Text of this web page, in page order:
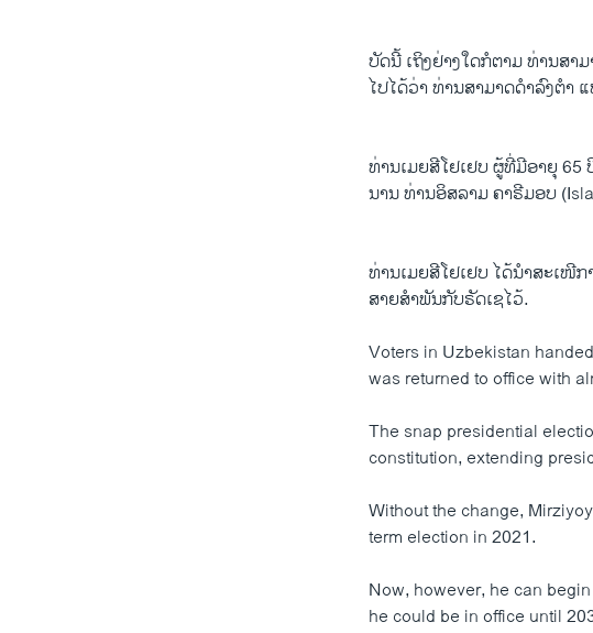
ບັດນີ້ ເຖິງຢ່າງໃດກໍຕາມ ທ່ານສ
ໄປໄດ້ວ່າ ທ່ານສາມາດດຳລົງຕຳ
ທ່ານເມຍສີໂຢເຢບ ຜູ້ທີ່ມີອາຍຸ
ນານ ທ່ານອິສລາມ ຄາຣີມອບ
ທ່ານເມຍສີໂຢເຢບ ໄດ້ນຳສະເໜີ
ສາຍສຳພັນກັບຣັດເຊໄວ້.
Voters in Uzbekistan
was returned to office with
The snap presidential
constitution, extending
Without the change,
term election in 2021.
Now, however, he can
he could be in office until